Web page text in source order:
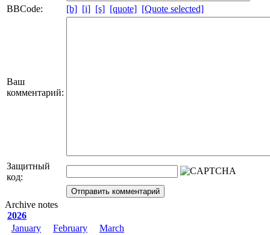
BBCode:
[b] [i] [s] [quote] [Quote selected]
Ваш
комментарий:
Защитный
код:
Archive notes
2026
January
February
March